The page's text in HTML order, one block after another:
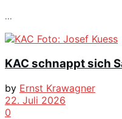
...
KAC schnappt sich
by Ernst Krawagner
22. Juli 2026
0